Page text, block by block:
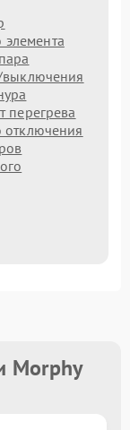
элемента
перегрева
отключения
Morphy